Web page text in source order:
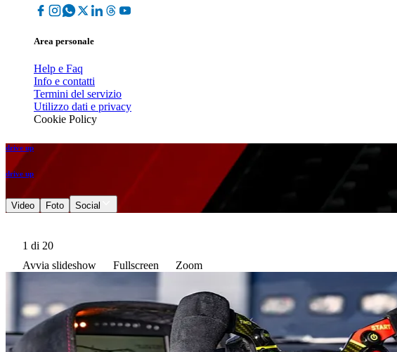
Area personale
Help e Faq
Info e contatti
Termini del servizio
Utilizzo dati e privacy
Cookie Policy
drive up
drive up
Video Foto Social
1 di 20
Avvia slideshow
Fullscreen Zoom